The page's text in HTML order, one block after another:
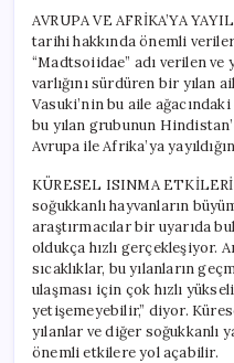
AVRUPA VE AFRİKA’YA
tarihi hakkında önemli
“Madtsoiidae” adı verilen ve
varlığını sürdüren bir yılan
Vasuki’nin bu aile
bu yılan grubunun
Avrupa ile Afrika’ya
KÜRESEL ISINMA
soğukkanlı hayvanların
araştırmacılar bir uyarıda
oldukça hızlı gerçekleşiyor.
sıcaklıklar, bu yılanların
ulaşması için çok hızlı
yetişemeyebilir,” diyor.
yılanlar ve diğer soğukkanlı
önemli etkilere yol açabilir.